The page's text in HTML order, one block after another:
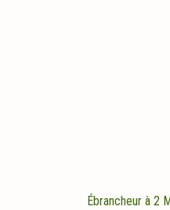
Ébrancheur à 2